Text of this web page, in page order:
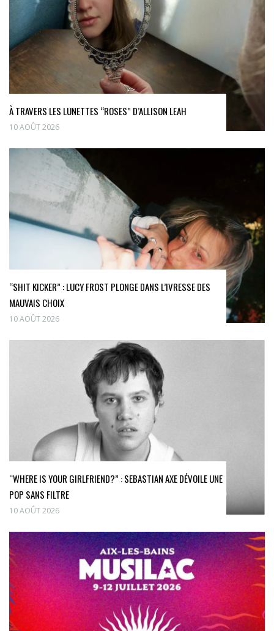
À TRAVERS LES LUNETTES “ROSES” D’ALLISON LEAH
10 AOÛT 2026
“SHIT KICKER” : LUCY FROST PLONGE DANS L’IVRESSE DES
MAUVAIS CHOIX
10 AOÛT 2026
“WHERE IS YOUR GIRLFRIEND?” : SEBASTIAN AXE DÉVOILE UNE
POP SANS FILTRE
10 AOÛT 2026